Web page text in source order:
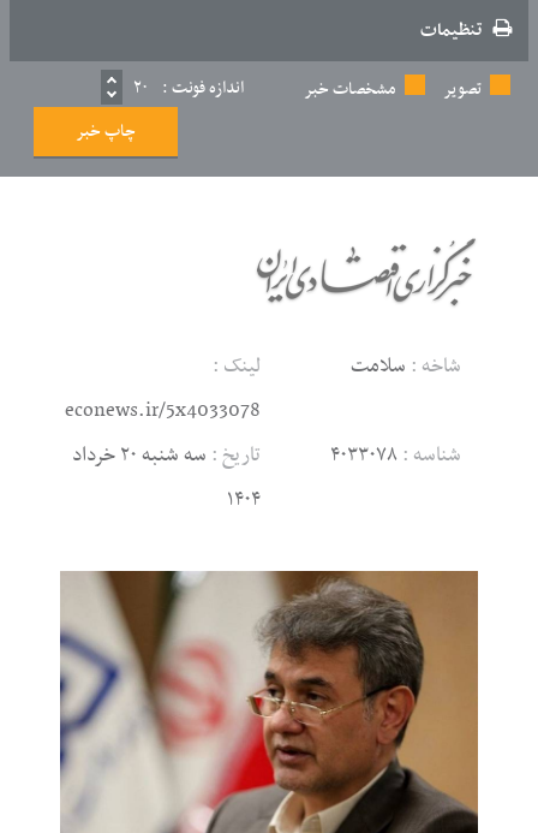
تنظیمات
تصویر
مشخصات خبر اندازه فونت : ۲۰
چاپ خبر
شاخه : سلامت
لینک :
econews.ir/5x4033078
شناسه : ۴۰۳۳۰۷۸ تاریخ :
سه شنبه ۲۰ خرداد
۱۴۰۴